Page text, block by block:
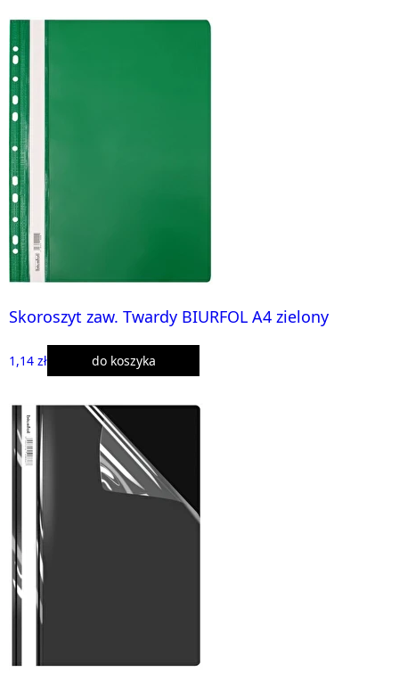
Skoroszyt zaw. Twardy BIURFOL A4 zielony
1,14 zł do koszyka